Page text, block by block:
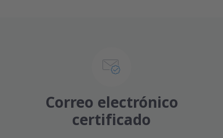
Correo electrónico
certificado